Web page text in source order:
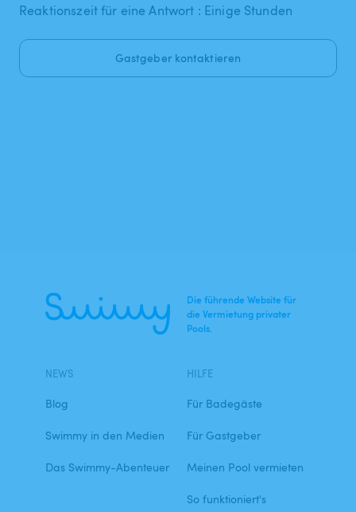
Reaktionszeit für eine Antwort : Einige Stunden
Gastgeber kontaktieren
Die führende Website für
die Vermietung privater
Pools.
NEWS
Blog
Swimmy in den Medien
Das Swimmy-Abenteuer
HILFE
Für Badegäste
Für Gastgeber
Meinen Pool vermieten
So funktioniert's